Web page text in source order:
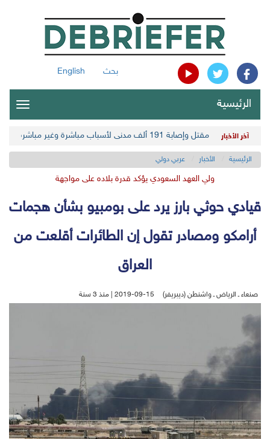
بحث English
الرئيسية
آخر الأخبار مقتل وإصابة 191 ألف مدني لأسباب مباشرة وغير مباشرة في أحدث حصيلة حوثية
الرئيسية الأخبار عربي دولي
ولي العهد السعودي يؤكد قدرة بلاده على مواجهة
قيادي حوثي بارز يرد على بومبيو بشأن هجمات
أرامكو ومصادر تقول إن الطائرات أقلعت من
العراق
صنعاء ـ الرياض ـ واشنطن (ديبريفر) 2019-09-15 | منذ 3 سنة